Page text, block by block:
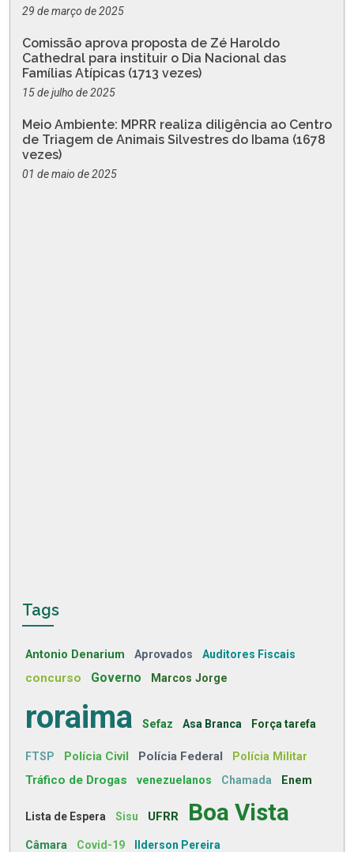
29 de março de 2025
Comissão aprova proposta de Zé Haroldo
Cathedral para instituir o Dia Nacional das
Famílias Atípicas (1713 vezes)
15 de julho de 2025
Meio Ambiente: MPRR realiza diligência ao Centro
de Triagem de Animais Silvestres do Ibama (1678
vezes)
01 de maio de 2025
Tags
Antonio Denarium Aprovados Auditores Fiscais
concurso Governo Marcos Jorge
roraima Sefaz Asa Branca Força tarefa
FTSP Polícia Civil Polícia Federal Polícia Militar
Tráfico de Drogas venezuelanos Chamada Enem
Lista de Espera Sisu UFRR Boa Vista
Câmara Covid-19 Ilderson Pereira